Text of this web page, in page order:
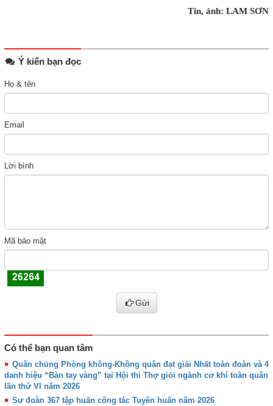
Tin, ảnh: LAM SƠN
Ý kiến bạn đọc
Họ & tên
Email
Lời bình
Mã bảo mật
Gửi
Có thể bạn quan tâm
Quân chủng Phòng không-Không quân đạt giải Nhất toàn đoàn và 4
danh hiệu “Bàn tay vàng” tại Hội thi Thợ giỏi ngành cơ khí toàn quân
lần thứ VI năm 2026
Sư đoàn 367 tập huấn công tác Tuyên huấn năm 2026